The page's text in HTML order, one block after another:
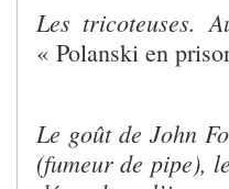
Les tricoteuses.
« Polanski en
Le goût de John
(fumeur de pipe),